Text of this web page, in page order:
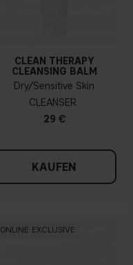
CLEAN THERAPY
CLEANSING BALM
Dry/Sensitive Skin
CLEANSER
29 €
KAUFEN
ONLINE EXCLUSIVE